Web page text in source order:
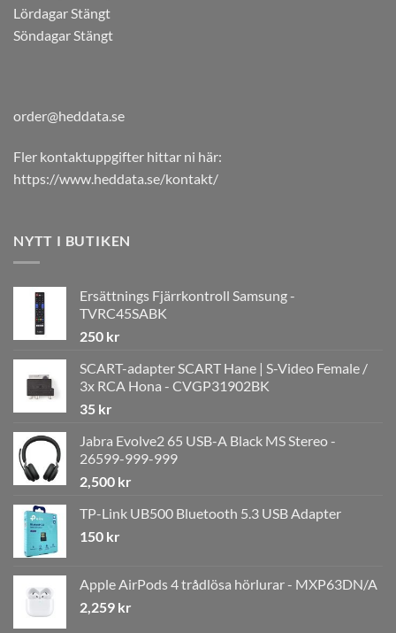
Lördagar Stängt
Söndagar Stängt
order@heddata.se
Fler kontaktuppgifter hittar ni här:
https://www.heddata.se/kontakt/
NYTT I BUTIKEN
Ersättnings Fjärrkontroll Samsung -
TVRC45SABK
250 kr
SCART-adapter SCART Hane | S-Video Female /
3x RCA Hona - CVGP31902BK
35 kr
Jabra Evolve2 65 USB-A Black MS Stereo -
26599-999-999
2,500 kr
TP-Link UB500 Bluetooth 5.3 USB Adapter
150 kr
Apple AirPods 4 trådlösa hörlurar - MXP63DN/A
2,259 kr